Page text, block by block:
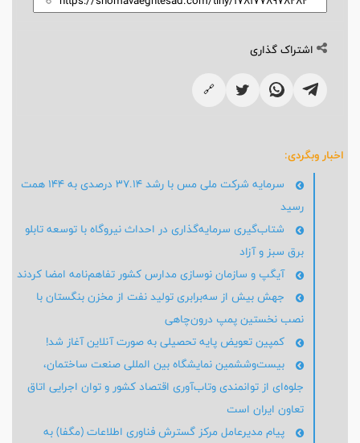
اشتراک گذاری
🔗
اخبار وبگردی:
سرمایه شرکت ملی مس با رشد ۳۷.۱۴ درصدی به ۱۴۴ همت
رسید
شتاب‌گیری سرمایه‌گذاری در احداث نیروگاه با توسعه تابلو
برق سبز و آزاد
آیگپ و سازمان نوسازی مدارس کشور تفاهم‌نامه امضا کردند
جهش بیش از سه‌برابری تولید نفت از مخزن بنگستان با
نصب نخستین پمپ درون‌چاهی
کمپین تعویض پایه تحصیلی به صورت آنلاین آغاز شد!
بیست‌وششمین نمایشگاه بین المللی صنعت ساختمان،
جلوه‌ای از توانمندی وتاب‌آوری اقتصاد کشور و توان اجرایی اتاق
تعاون ایران است
پیام مدیرعامل مرکز گسترش فناوری اطلاعات (مگفا) به